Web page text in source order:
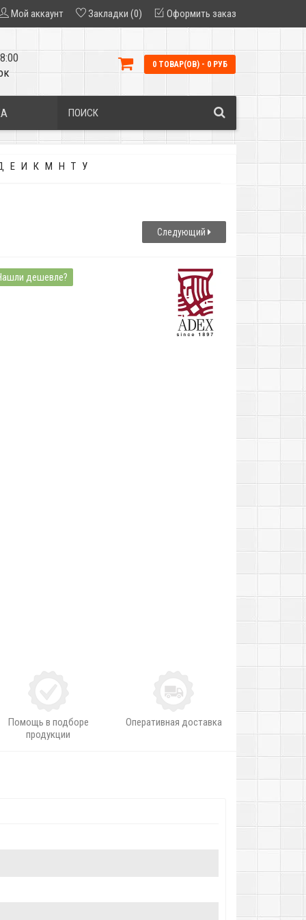
Мой аккаунт Закладки (0) Оформить заказ
0 ТОВАР(ОВ) - 0 РУБ
Е И К М Н Т У
Следующий
дешевле?
Помощь в подборе
продукции
Оперативная доставка